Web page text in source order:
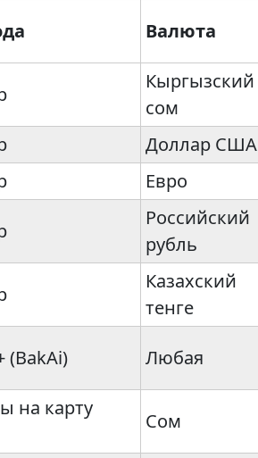
Валюта
Кыргызский
сом
Доллар США
Евро
Российский
рубль
Казахский
тенге
(BakAi) Любая
на карту
Сом